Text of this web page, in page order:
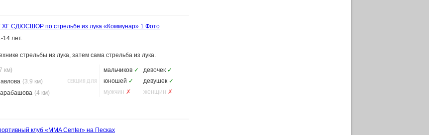
ХГ СДЮСШОР по стрельбе из лука «Коммунар» 1 Фото
14 лет.
стрельбы из лука, затем сама стрельба из лука.
км)
(3.9 км)
(4 км)
СЕКЦИЯ ДЛЯ
мальчиков ✓ девочек ✓
юношей ✓ девушек ✓
мужчин ✗ женщин ✗
клуб «MMA Center» на Песках